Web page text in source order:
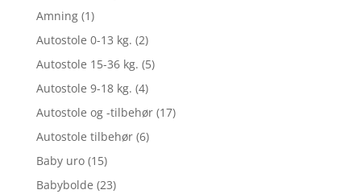
Amning (1)
Autostole 0-13 kg. (2)
Autostole 15-36 kg. (5)
Autostole 9-18 kg. (4)
Autostole og -tilbehør (17)
Autostole tilbehør (6)
Baby uro (15)
Babybolde (23)